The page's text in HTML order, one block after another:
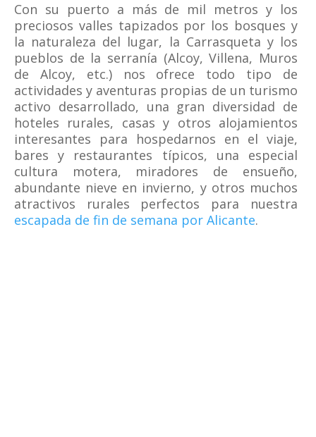
Con su puerto a más de mil metros y los
preciosos valles tapizados por los bosques y
la naturaleza del lugar, la Carrasqueta y los
pueblos de la serranía (Alcoy, Villena, Muros
de Alcoy, etc.) nos ofrece todo tipo de
actividades y aventuras propias de un turismo
activo desarrollado, una gran diversidad de
hoteles rurales, casas y otros alojamientos
interesantes para hospedarnos en el viaje,
bares y restaurantes típicos, una especial
cultura motera, miradores de ensueño,
abundante nieve en invierno, y otros muchos
atractivos rurales perfectos para nuestra
escapada de fin de semana por Alicante.